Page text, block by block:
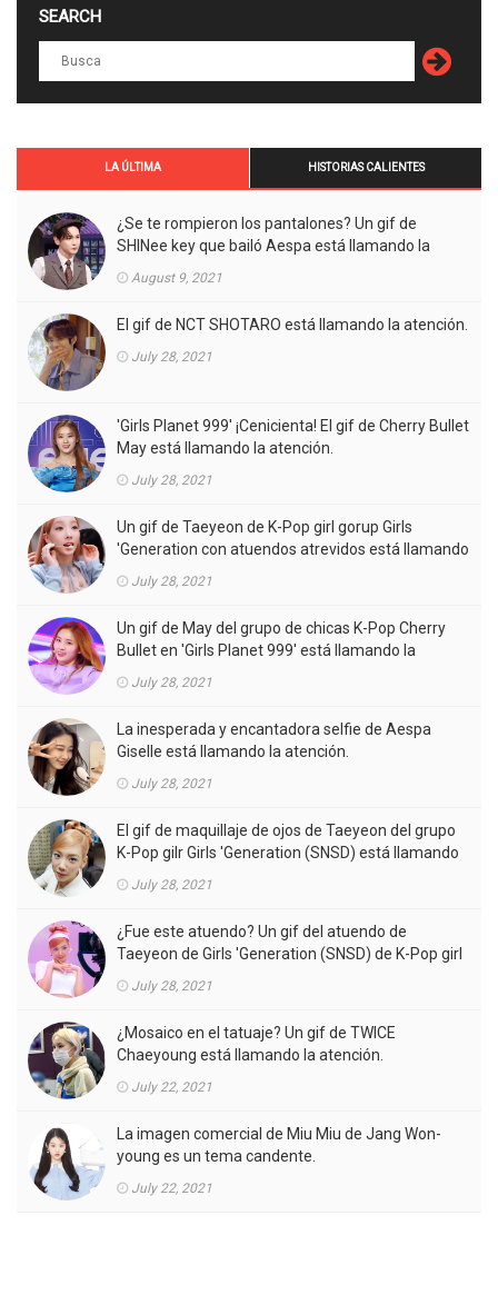
SEARCH
LA ÚLTIMA HISTORIAS CALIENTES
¿Se te rompieron los pantalones? Un gif de
SHINee key que bailó Aespa está llamando la
atención.
August 9, 2021
El gif de NCT SHOTARO está llamando la atención.
July 28, 2021
'Girls Planet 999' ¡Cenicienta! El gif de Cherry Bullet
May está llamando la atención.
July 28, 2021
Un gif de Taeyeon de K-Pop girl gorup Girls
'Generation con atuendos atrevidos está llamando
la atención.
July 28, 2021
Un gif de May del grupo de chicas K-Pop Cherry
Bullet en 'Girls Planet 999' está llamando la
atención.
July 28, 2021
La inesperada y encantadora selfie de Aespa
Giselle está llamando la atención.
July 28, 2021
El gif de maquillaje de ojos de Taeyeon del grupo
K-Pop gilr Girls 'Generation (SNSD) está llamando
la atención.
July 28, 2021
¿Fue este atuendo? Un gif del atuendo de
Taeyeon de Girls 'Generation (SNSD) de K-Pop girl
gorup en el MV está llamando la atención.
July 28, 2021
¿Mosaico en el tatuaje? Un gif de TWICE
Chaeyoung está llamando la atención.
July 22, 2021
La imagen comercial de Miu Miu de Jang Won-
young es un tema candente.
July 22, 2021